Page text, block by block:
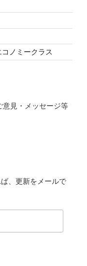
ノミークラス
意見・メッセージ等
、更新をメールで